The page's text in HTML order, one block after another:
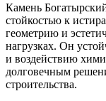
Камень
стойкостью к
геометрию и
нагрузках. Он
и воздействию
долговечным
строительства.